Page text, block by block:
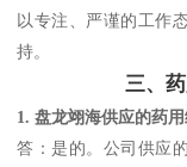
以专注、严谨的工作
持。
三、
1. 盘龙翊海供应的药
答：是的。公司供应